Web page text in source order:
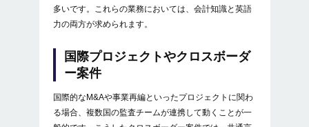
多いです。これらの業務においては、会計知識と英語
力の両方が求められます。
国際プロジェクトやクロスボーダ
ー案件
国際的なM&Aや事業再編といったプロジェクトに関わ
る場合、複数国の監査チームが連携して動くことが一